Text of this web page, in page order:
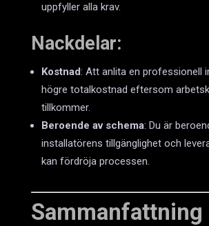
uppfyller alla krav.
Nackdelar:
Kostnad: Att anlita en professionell
högre totalkostnad eftersom
tillkommer.
Beroende av schema: Du är
installatörens tillgänglighet och
kan fördröja processen.
Sammanfattning